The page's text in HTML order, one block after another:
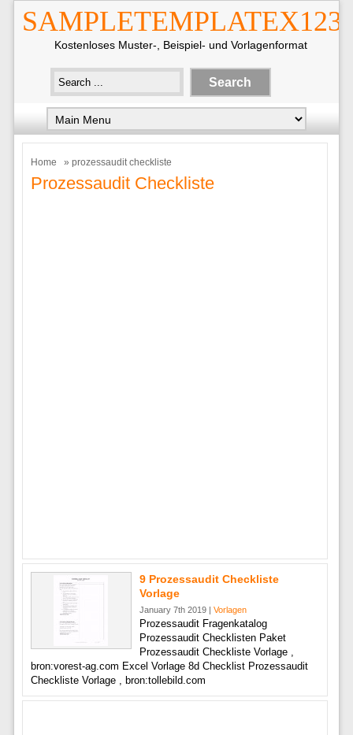
Kostenloses Muster-, Beispiel- und Vorlagenformat
Home » prozessaudit checkliste
Prozessaudit Checkliste
9 Prozessaudit Checkliste
Vorlage
January 7th 2019 | Vorlagen
Prozessaudit Fragenkatalog
Prozessaudit Checklisten Paket
Prozessaudit Checkliste Vorlage ,
bron:vorest-ag.com Excel Vorlage 8d Checklist Prozessaudit
Checkliste Vorlage , bron:tollebild.com